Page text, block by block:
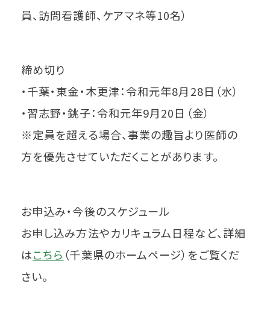
員、訪問看護師、ケアマネ等10名）
締め切り
・千葉・東金・木更津：令和元年8月28日（水）
・習志野・銚子：令和元年9月20日（金）
※定員を超える場合、事業の趣旨より医師の
方を優先させていただくことがあります。
お申込み・今後のスケジュール
お申し込み方法やカリキュラム日程など、詳細
はこちら （千葉県のホームページ）をご覧くだ
さい。